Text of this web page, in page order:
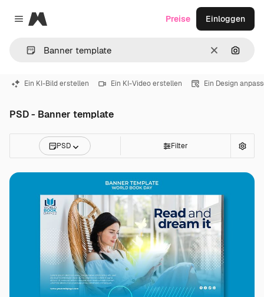
Close menu
Magnific
LöschenNach
Preise Einloggen
Ein KI-Bild erstellen Ein KI-Video erstellen Ein Design
PSD - Banner template
PSD Filter